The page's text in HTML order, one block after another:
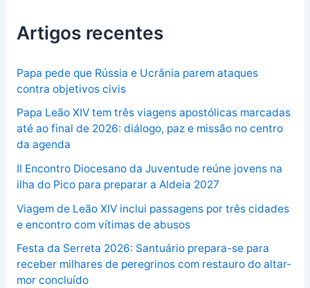
Artigos recentes
Papa pede que Rússia e Ucrânia parem ataques
contra objetivos civis
Papa Leão XIV tem três viagens apostólicas marcadas
até ao final de 2026: diálogo, paz e missão no centro
da agenda
II Encontro Diocesano da Juventude reúne jovens na
ilha do Pico para preparar a Aldeia 2027
Viagem de Leão XIV inclui passagens por três cidades
e encontro com vítimas de abusos
Festa da Serreta 2026: Santuário prepara-se para
receber milhares de peregrinos com restauro do altar-
mor concluído